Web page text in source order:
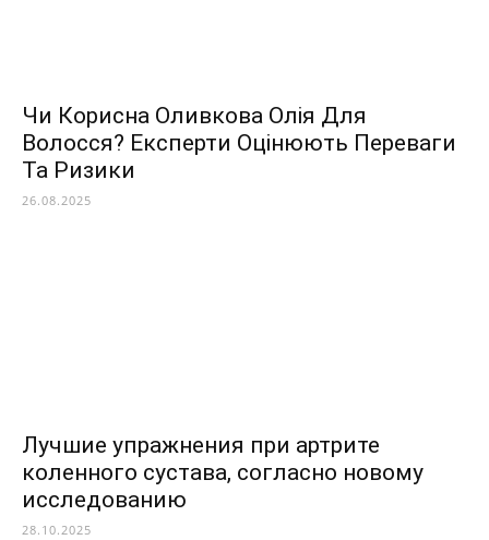
Чи Корисна Оливкова Олія Для
Волосся? Експерти Оцінюють Переваги
Та Ризики
26.08.2025
Лучшие упражнения при артрите
коленного сустава, согласно новому
исследованию
28.10.2025